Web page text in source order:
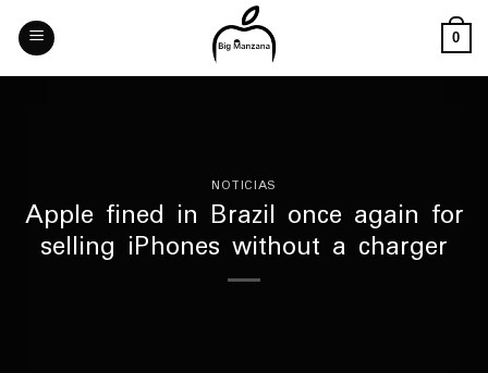
Skip
content
0
NOTICIAS
Apple fined in Brazil once again for
selling iPhones without a charger